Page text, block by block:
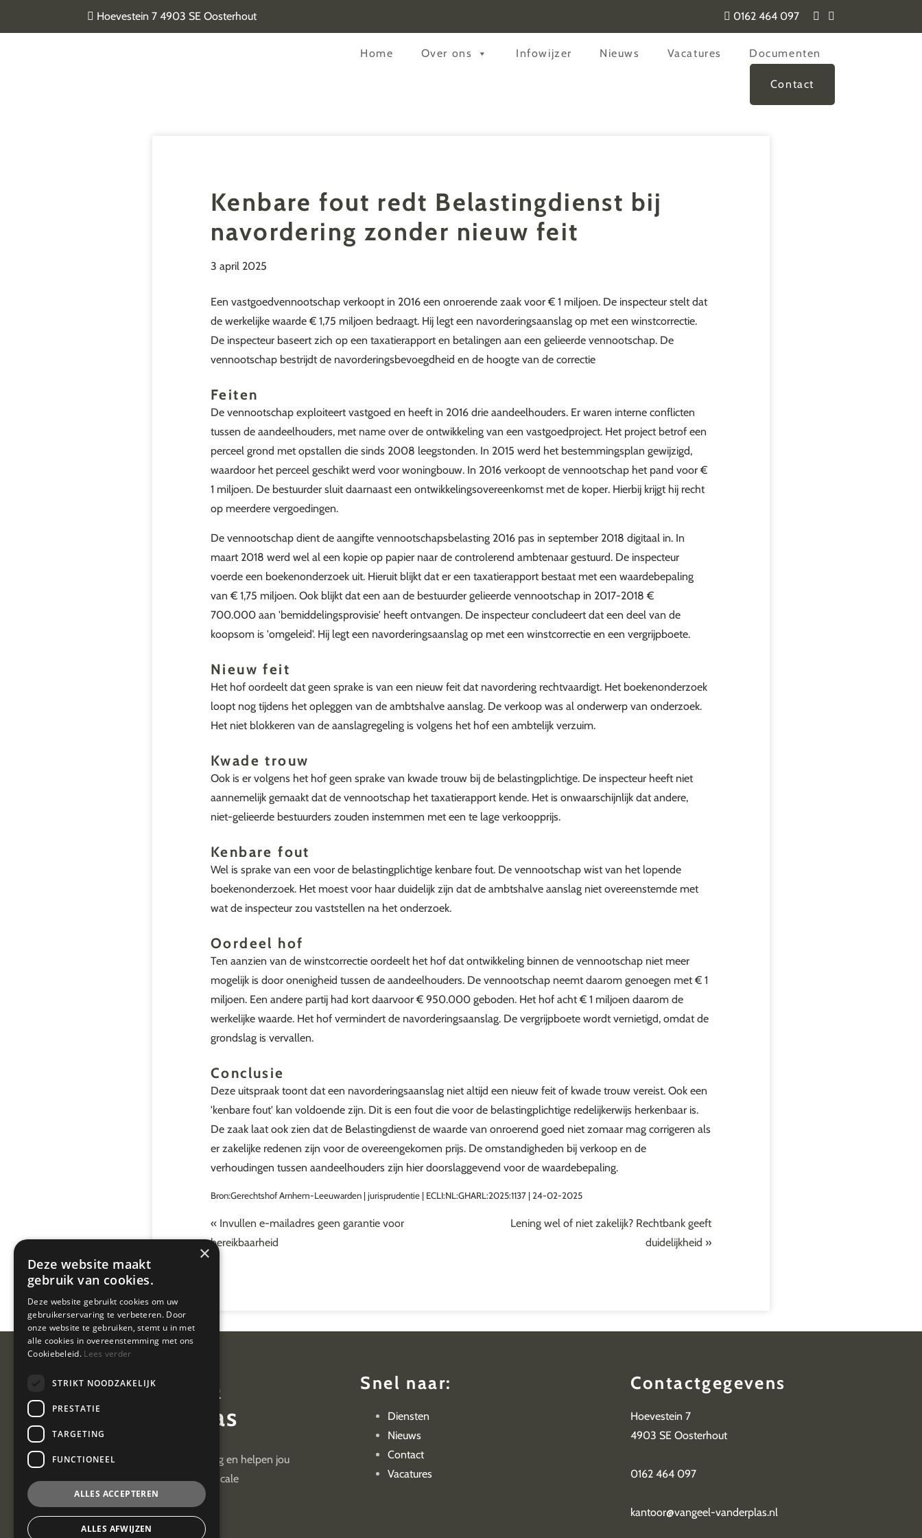
Hoevestein 7 4903 SE Oosterhout 0162 464 097
Header
Home Over ons Infowijzer Nieuws Vacatures Documenten
Contact
Kenbare fout redt Belastingdienst bij
navordering zonder nieuw feit
3 april 2025
Een vastgoedvennootschap verkoopt in 2016 een onroerende zaak voor € 1 miljoen. De inspecteur stelt dat
de werkelijke waarde € 1,75 miljoen bedraagt. Hij legt een navorderingsaanslag op met een winstcorrectie.
De inspecteur baseert zich op een taxatierapport en betalingen aan een gelieerde vennootschap. De
vennootschap bestrijdt de navorderingsbevoegdheid en de hoogte van de correctie
Feiten
De vennootschap exploiteert vastgoed en heeft in 2016 drie aandeelhouders. Er waren interne conflicten
tussen de aandeelhouders, met name over de ontwikkeling van een vastgoedproject. Het project betrof een
perceel grond met opstallen die sinds 2008 leegstonden. In 2015 werd het bestemmingsplan gewijzigd,
waardoor het perceel geschikt werd voor woningbouw. In 2016 verkoopt de vennootschap het pand voor €
1 miljoen. De bestuurder sluit daarnaast een ontwikkelingsovereenkomst met de koper. Hierbij krijgt hij recht
op meerdere vergoedingen.
De vennootschap dient de aangifte vennootschapsbelasting 2016 pas in september 2018 digitaal in. In
maart 2018 werd wel al een kopie op papier naar de controlerend ambtenaar gestuurd. De inspecteur
voerde een boekenonderzoek uit. Hieruit blijkt dat er een taxatierapport bestaat met een waardebepaling
van € 1,75 miljoen. Ook blijkt dat een aan de bestuurder gelieerde vennootschap in 2017-2018 €
700.000 aan 'bemiddelingsprovisie' heeft ontvangen. De inspecteur concludeert dat een deel van de
koopsom is 'omgeleid'. Hij legt een navorderingsaanslag op met een winstcorrectie en een vergrijpboete.
Nieuw feit
Het hof oordeelt dat geen sprake is van een nieuw feit dat navordering rechtvaardigt. Het boekenonderzoek
loopt nog tijdens het opleggen van de ambtshalve aanslag. De verkoop was al onderwerp van onderzoek.
Het niet blokkeren van de aanslagregeling is volgens het hof een ambtelijk verzuim.
Kwade trouw
Ook is er volgens het hof geen sprake van kwade trouw bij de belastingplichtige. De inspecteur heeft niet
aannemelijk gemaakt dat de vennootschap het taxatierapport kende. Het is onwaarschijnlijk dat andere,
niet-gelieerde bestuurders zouden instemmen met een te lage verkoopprijs.
Kenbare fout
Wel is sprake van een voor de belastingplichtige kenbare fout. De vennootschap wist van het lopende
boekenonderzoek. Het moest voor haar duidelijk zijn dat de ambtshalve aanslag niet overeenstemde met
wat de inspecteur zou vaststellen na het onderzoek.
Oordeel hof
Ten aanzien van de winstcorrectie oordeelt het hof dat ontwikkeling binnen de vennootschap niet meer
mogelijk is door onenigheid tussen de aandeelhouders. De vennootschap neemt daarom genoegen met € 1
miljoen. Een andere partij had kort daarvoor € 950.000 geboden. Het hof acht € 1 miljoen daarom de
werkelijke waarde. Het hof vermindert de navorderingsaanslag. De vergrijpboete wordt vernietigd, omdat de
grondslag is vervallen.
Conclusie
Deze uitspraak toont dat een navorderingsaanslag niet altijd een nieuw feit of kwade trouw vereist. Ook een
'kenbare fout' kan voldoende zijn. Dit is een fout die voor de belastingplichtige redelijkerwijs herkenbaar is.
De zaak laat ook zien dat de Belastingdienst de waarde van onroerend goed niet zomaar mag corrigeren als
er zakelijke redenen zijn voor de overeengekomen prijs. De omstandigheden bij verkoop en de
verhoudingen tussen aandeelhouders zijn hier doorslaggevend voor de waardebepaling.
Bron:Gerechtshof Arnhem-Leeuwarden | jurisprudentie | ECLI:NL:GHARL:2025:1137 | 24-02-2025
« Invullen e-mailadres geen garantie voor
bereikbaarheid
Lening wel of niet zakelijk? Rechtbank geeft
duidelijkheid »
Van Geel &
van der Plas
Wij hebben +30 jaar ervaring en helpen jou
met je administratieve en fiscale
uitdagingen
Snel naar:
Diensten
Nieuws
Contact
Vacatures
Contactgegevens
Hoevestein 7
4903 SE Oosterhout
0162 464 097
kantoor@vangeel-vanderplas.nl
×
Deze website maakt
gebruik van cookies.
Deze website gebruikt cookies om uw
gebruikerservaring te verbeteren. Door
onze website te gebruiken, stemt u in met
alle cookies in overeenstemming met ons
Cookiebeleid. Lees verder
STRIKT NOODZAKELIJK
PRESTATIE
TARGETING
FUNCTIONEEL
ALLES ACCEPTEREN
ALLES AFWIJZEN